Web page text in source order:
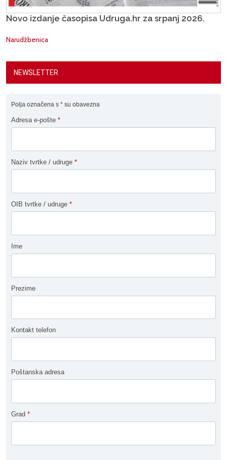
Novo izdanje časopisa Udruga.hr za srpanj 2026.
Narudžbenica
NEWSLETTER
Polja označena s * su obavezna
Adresa e-pošte *
Naziv tvrtke / udruge *
OIB tvrtke / udruge *
Ime
Prezime
Kontakt telefon
Poštanska adresa
Grad *